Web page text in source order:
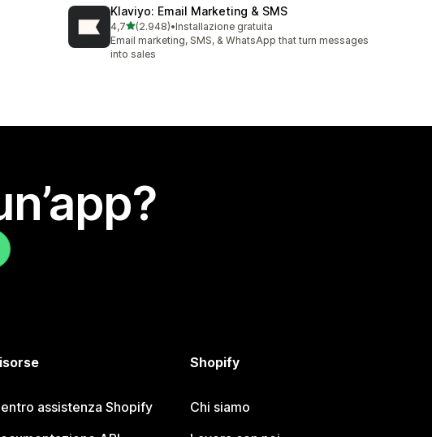
Klaviyo: Email Marketing & SMS
4,7stelle su 5
(2.948)
2948 recensioni totali
•Installazione gratuita
Email marketing, SMS, & WhatsApp that turn messages
into sales
assistenza Shopify
Shopify
Chi siamo